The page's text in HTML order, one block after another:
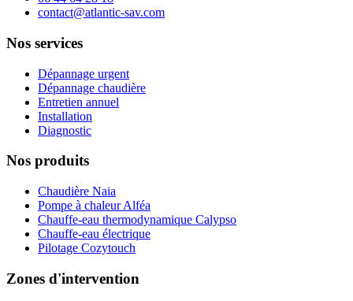
contact@atlantic-sav.com
Nos services
Dépannage urgent
Dépannage chaudière
Entretien annuel
Installation
Diagnostic
Nos produits
Chaudière Naia
Pompe à chaleur Alféa
Chauffe-eau thermodynamique Calypso
Chauffe-eau électrique
Pilotage Cozytouch
Zones d'intervention